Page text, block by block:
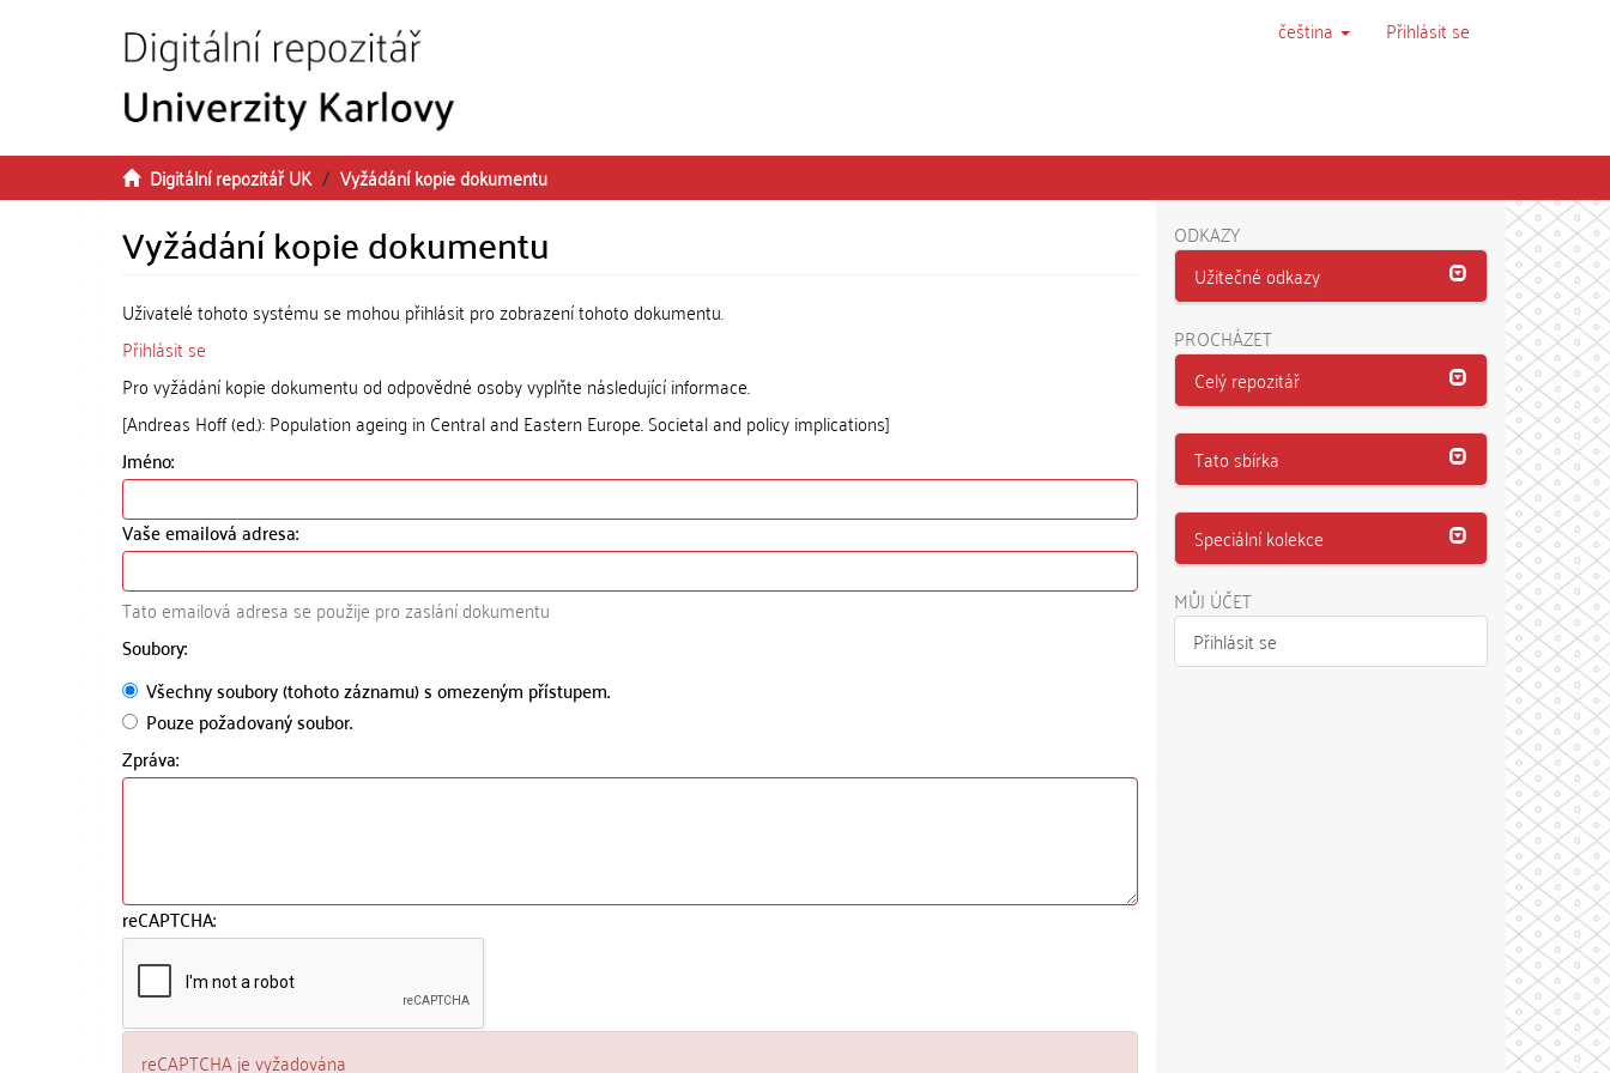
čeština Přihlásit se
Digitální repozitář UK Vyžádání kopie dokumentu
Vyžádání kopie dokumentu
Uživatelé tohoto systému se mohou přihlásit pro zobrazení tohoto dokumentu.
Přihlásit se
Pro vyžádání kopie dokumentu od odpovědné osoby vyplňte následující informace.
[Andreas Hoff (ed.): Population ageing in Central and Eastern Europe. Societal and policy implications]
Jméno:
Vaše emailová adresa:
Tato emailová adresa se použije pro zaslání dokumentu
Soubory:
Všechny soubory (tohoto záznamu) s omezeným přístupem.
Pouze požadovaný soubor.
Zpráva:
reCAPTCHA:
reCAPTCHA je vyžadována
ODKAZY
Užitečné odkazy
PROCHÁZET
Celý repozitář
Tato sbírka
Speciální kolekce
MŮJ ÚČET
Přihlásit se